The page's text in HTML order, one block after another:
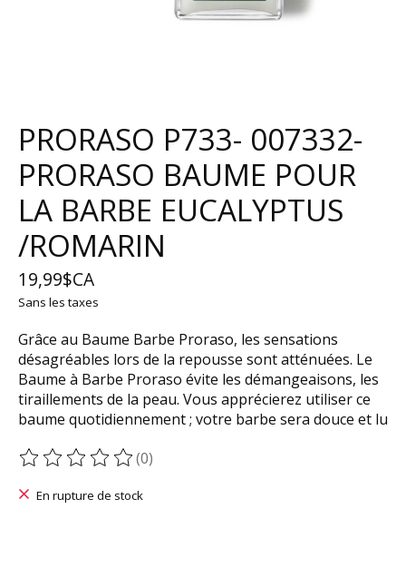
PRORASO P733- 007332-
PRORASO BAUME POUR
LA BARBE EUCALYPTUS
/ROMARIN
19,99$CA
Sans les taxes
Grâce au Baume Barbe Proraso, les sensations
désagréables lors de la repousse sont atténuées. Le
Baume à Barbe Proraso évite les démangeaisons, les
tiraillements de la peau. Vous apprécierez utiliser ce
baume quotidiennement ; votre barbe sera douce et lu
Ce produit est évalué à
(0)
En rupture de stock